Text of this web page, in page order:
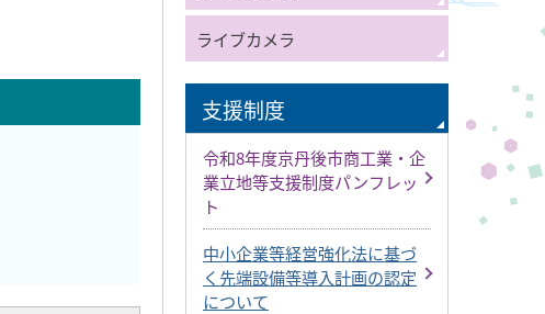
ライブカメラ
支援制度
令和8年度京丹後市商工業・企
業立地等支援制度パンフレッ
ト
中小企業等経営強化法に基づ
く先端設備等導入計画の認定
について